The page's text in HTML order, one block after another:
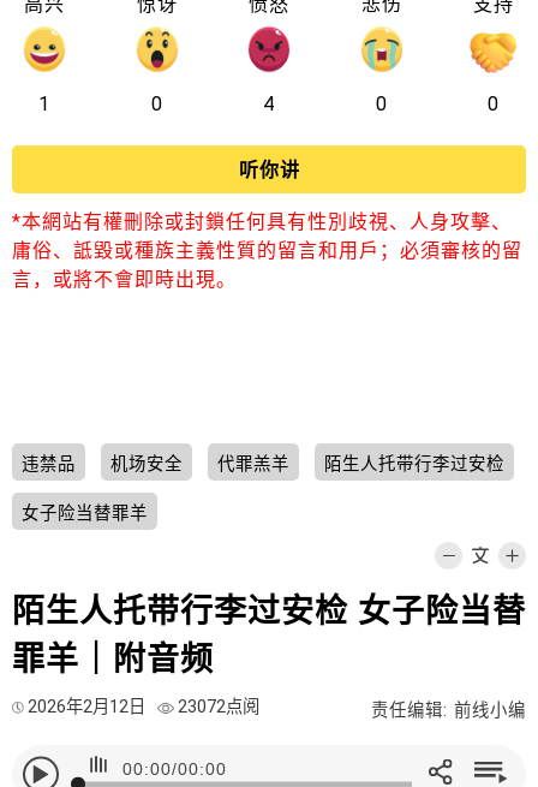
1 0 4 0 0
听你讲
*本網站有權刪除或封鎖任何具有性別歧視、人身攻擊、
庸俗、詆毀或種族主義性質的留言和用戶；必須審核的留
言，或將不會即時出現。
违禁品 机场安全 代罪羔羊 陌生人托带行李过安检
女子险当替罪羊
陌生人托带行李过安检 女子险当替
罪羊｜附音频
2026年2月12日 23072点阅 责任编辑: 前线小编
00:00/00:00